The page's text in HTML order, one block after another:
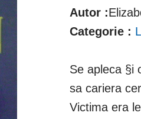
Autor :
Categorie :
Se apleca §i
sa cariera
Victima era